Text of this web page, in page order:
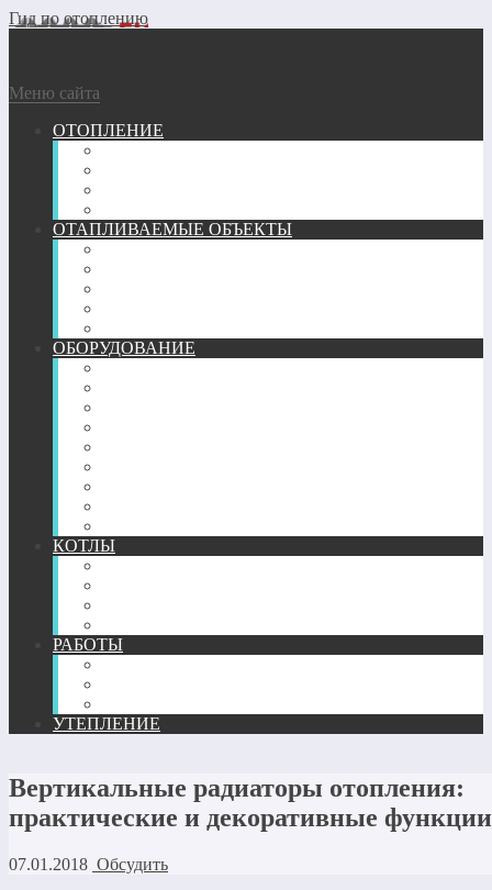
Гид по отоплению
Меню сайта
ОТОПЛЕНИЕ
ОТАПЛИВАЕМЫЕ ОБЪЕКТЫ
ОБОРУДОВАНИЕ
КОТЛЫ
РАБОТЫ
УТЕПЛЕНИЕ
Вертикальные радиаторы отопления:
практические и декоративные функции
07.01.2018 Обсудить